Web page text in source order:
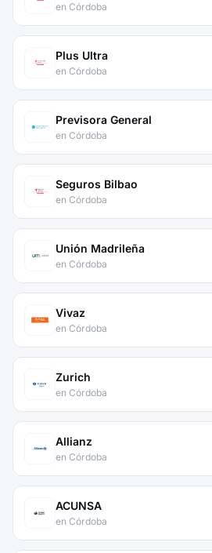
en Córdoba
Plus Ultra
en Córdoba
Previsora General
en Córdoba
Seguros Bilbao
en Córdoba
Unión Madrileña
en Córdoba
Vivaz
en Córdoba
Zurich
en Córdoba
Allianz
en Córdoba
ACUNSA
en Córdoba